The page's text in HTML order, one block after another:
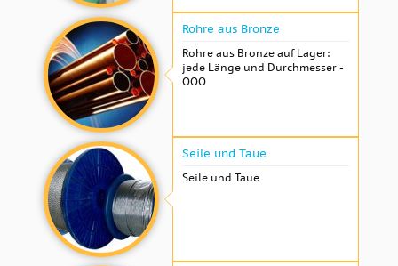
Rohre aus Bronze
Rohre aus Bronze auf Lager:
jede Länge und Durchmesser -
OOO
Seile und Taue
Seile und Taue